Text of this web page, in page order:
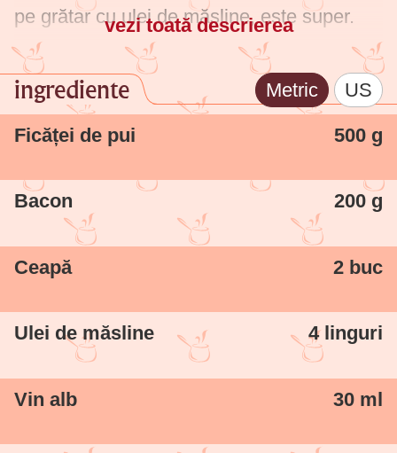
pe grătar cu ulei de măsline, este super.
Sper să trecem examenul, mai ales că am
un ajutor de nădejde care se ocupă de
aranjat și decorat, mai face și pozele. Este
fiica mea și vrea neapărat să vă pună și ea
o rețetă 100% preparată de ea.
vezi toată descrierea
ingrediente Metric US
Ficăței de pui 500 g
Bacon 200 g
Ceapă 2 buc
Ulei de măsline 4 linguri
Vin alb 30 ml